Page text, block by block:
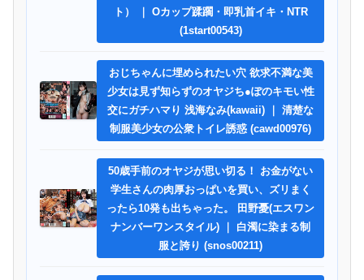
ト） ｜ Oカップ蹂躙・即乳首イキ・NTR
(1start00543)
おじちゃんに埋められたい穴 欲求不満な美
少女は見ず知らずのオヤジち●ぽのキモい性
交にガチハマり 浅海なみ(kawaii) ｜ 清楚な
制服美少女の公衆トイレ誘惑 (cawd00976)
50歳手前のオヤジが思い切る！ お金がない
学生さんの肉厚おっぱいを買い、ズリまく
ったら10発も出ちゃった。 田野憂(エスワン
ナンバーワンスタイル) ｜ 白濁に染まる制
服と誇り (snos00211)